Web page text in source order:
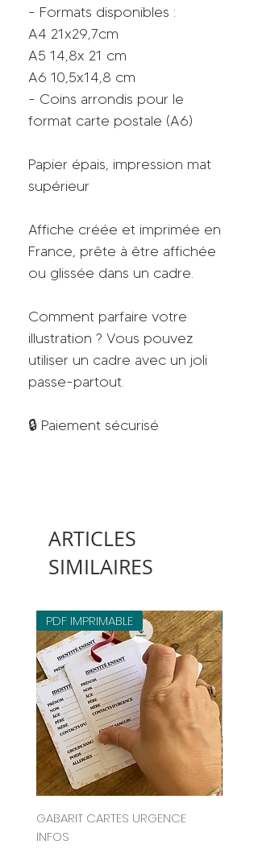
- Formats disponibles :
A4 21x29,7cm
A5 14,8x 21 cm
A6 10,5x14,8 cm
- Coins arrondis pour le
format carte postale (A6)
Papier épais, impression mat
supérieur
Affiche créée et imprimée en
France, prête à être affichée
ou glissée dans un cadre.
Comment parfaire votre
illustration ? Vous pouvez
utiliser un cadre avec un joli
passe-partout.
🔒 Paiement sécurisé
ARTICLES
SIMILAIRES
PDF IMPRIMABLE
GABARIT CARTES URGENCE
INFOS